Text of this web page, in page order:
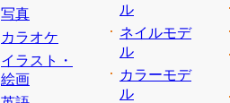
写真
カラオケ
イラスト・
絵画
ル
ネイルモデ
ル
カラーモデ
ル